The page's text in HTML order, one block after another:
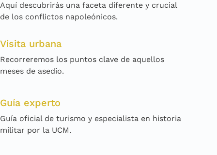
Aquí descubrirás una faceta diferente y crucial
de los conflictos napoleónicos.
Visita urbana
Recorreremos los puntos clave de aquellos
meses de asedio.
Guía experto
Guía oficial de turismo y especialista en historia
militar por la UCM.